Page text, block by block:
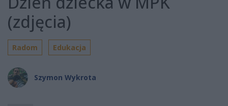
(zdjęcia)
Radom Edukacja
Szymon Wykrota